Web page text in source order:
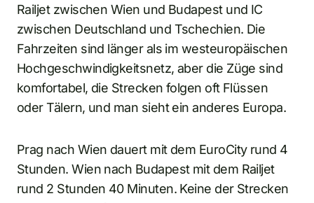
Railjet zwischen Wien und Budapest und IC
zwischen Deutschland und Tschechien. Die
Fahrzeiten sind länger als im westeuropäischen
Hochgeschwindigkeitsnetz, aber die Züge sind
komfortabel, die Strecken folgen oft Flüssen
oder Tälern, und man sieht ein anderes Europa.
Prag nach Wien dauert mit dem EuroCity rund 4
Stunden. Wien nach Budapest mit dem Railjet
rund 2 Stunden 40 Minuten. Keine der Strecken